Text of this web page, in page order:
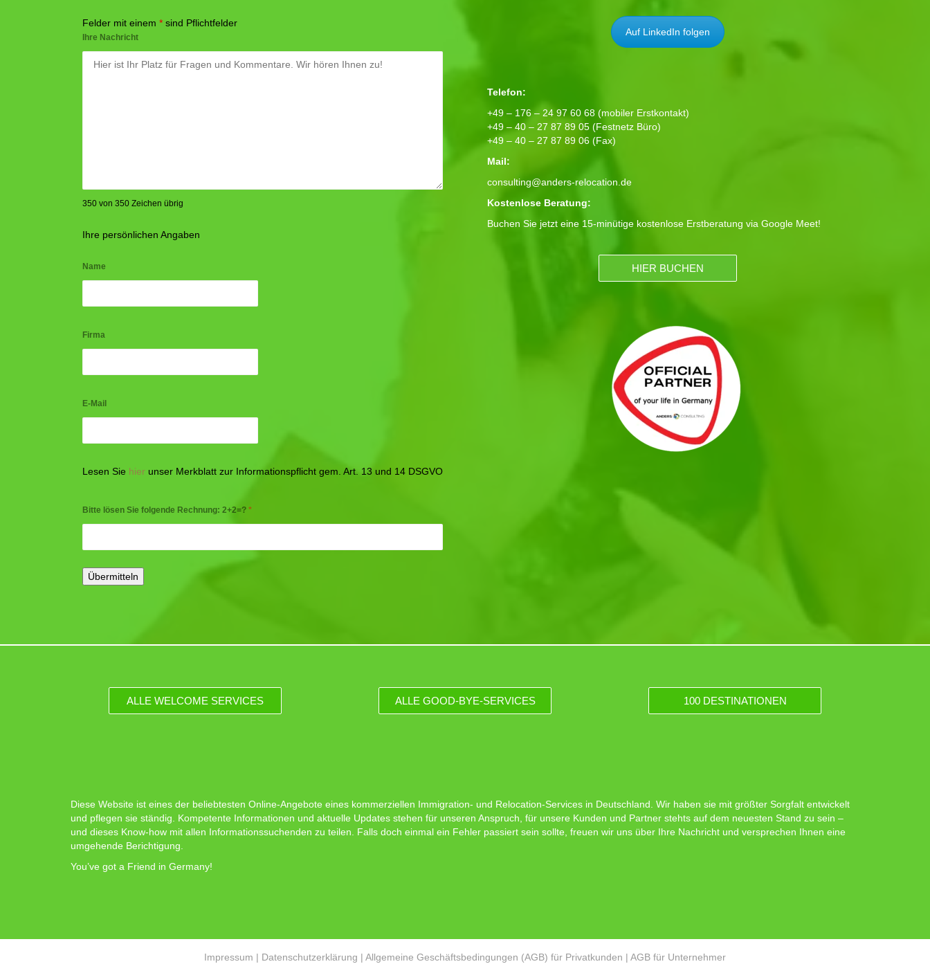
Felder mit einem * sind Pflichtfelder
Ihre Nachricht
350 von 350 Zeichen übrig
Ihre persönlichen Angaben
Name
Firma
E-Mail
Lesen Sie hier unser Merkblatt zur Informationspflicht gem. Art. 13 und 14 DSGVO
Bitte lösen Sie folgende Rechnung: 2+2=? *
Auf LinkedIn folgen
Telefon:
+49 – 176 – 24 97 60 68 (mobiler Erstkontakt)
+49 – 40 – 27 87 89 05 (Festnetz Büro)
+49 – 40 – 27 87 89 06 (Fax)
Mail:
consulting@anders-relocation.de
Kostenlose Beratung:
Buchen Sie jetzt eine 15-minütige kostenlose Erstberatung via Google Meet!
HIER BUCHEN
ALLE WELCOME SERVICES ALLE GOOD-BYE-SERVICES 100 DESTINATIONEN
Diese Website ist eines der beliebtesten Online-Angebote eines kommerziellen Immigration- und Relocation-Services in Deutschland. Wir haben sie mit größter Sorgfalt entwickelt
und pflegen sie ständig. Kompetente Informationen und aktuelle Updates stehen für unseren Anspruch, für unsere Kunden und Partner stehts auf dem neuesten Stand zu sein –
und dieses Know-how mit allen Informationssuchenden zu teilen. Falls doch einmal ein Fehler passiert sein sollte, freuen wir uns über Ihre Nachricht und versprechen Ihnen eine
umgehende Berichtigung.
You’ve got a Friend in Germany!
Impressum | Datenschutzerklärung | Allgemeine Geschäftsbedingungen (AGB) für Privatkunden | AGB für Unternehmer